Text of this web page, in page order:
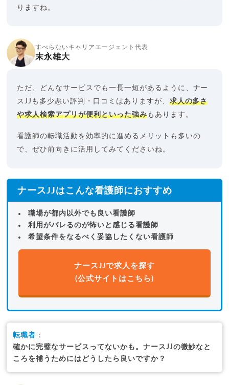
りますね。
すべらないキャリアエージェント代表
末永雄大
ただ、どんなサービスでも一長一短があるように、ナー
スJJも多少悪い評判・口コミはありますが、 求人の多さ
や求人検索アプリが便利といった強みもあります。
看護師の転職活動を効率的に進めるメリットも多いの
で、ぜひ前向きに活用してみてくださいね。
ナースJJはこんな看護師におすすめ
職場が都内以外でも良い看護師
利用がバレるのが怖いと感じる看護師
希望条件をなるべく妥協したくない看護師
ナースJJで求人を探す
(公式サイトはこちら)
転職者 ：
確かに完璧なサービスってないかも。ナースJJの微妙なと
ころを補うためにはどうしたら良いですか？